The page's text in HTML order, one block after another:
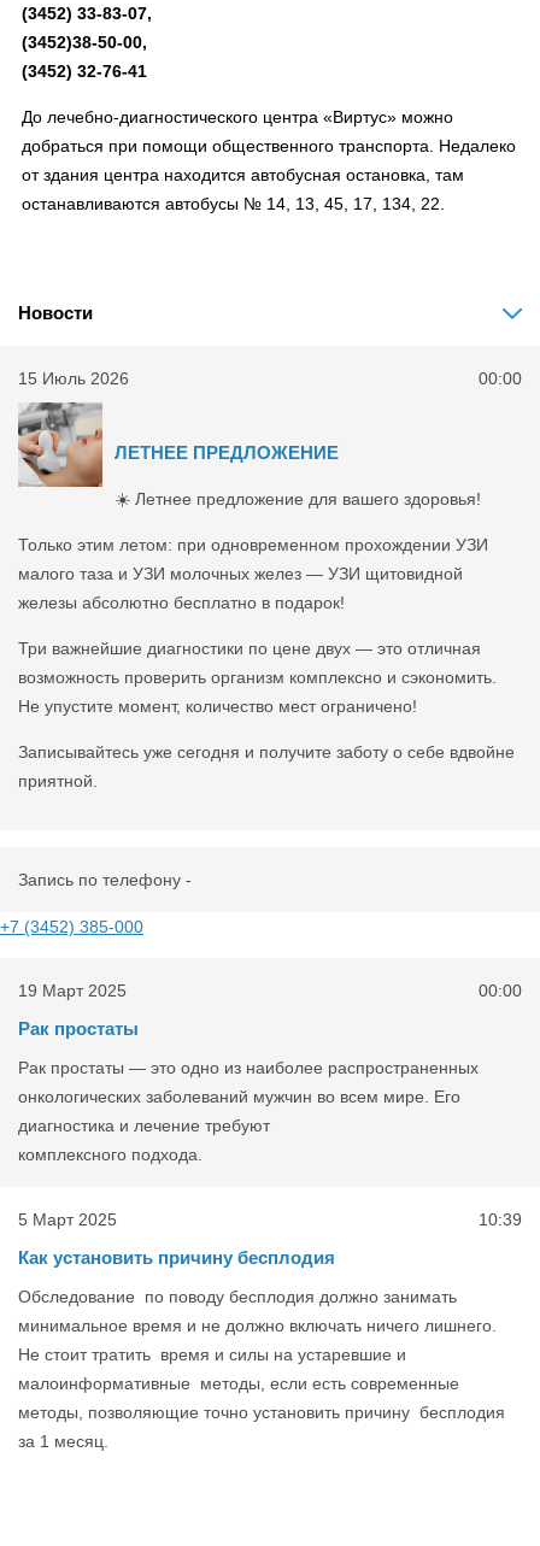
(3452) 33-83-07,
(3452)38-50-00,
(3452) 32-76-41
До лечебно-диагностического центра «Виртус» можно
добраться при помощи общественного транспорта. Недалеко
от здания центра находится автобусная остановка, там
останавливаются автобусы № 14, 13, 45, 17, 134, 22.
Новости
15 Июль 2026 00:00
ЛЕТНЕЕ ПРЕДЛОЖЕНИЕ
☀️ Летнее предложение для вашего здоровья!
Только этим летом: при одновременном прохождении УЗИ
малого таза и УЗИ молочных желез — УЗИ щитовидной
железы абсолютно бесплатно в подарок!
Три важнейшие диагностики по цене двух — это отличная
возможность проверить организм комплексно и сэкономить.
Не упустите момент, количество мест ограничено!
Записывайтесь уже сегодня и получите заботу о себе вдвойне
приятной.
Запись по телефону -
+7 (3452) 385-000
19 Март 2025 00:00
Рак простаты
Рак простаты — это одно из наиболее распространенных
онкологических заболеваний мужчин во всем мире. Его
диагностика и лечение требуют
комплексного подхода.
5 Март 2025 10:39
Как установить причину бесплодия
Обследование по поводу бесплодия должно занимать
минимальное время и не должно включать ничего лишнего.
Не стоит тратить время и силы на устаревшие и
малоинформативные методы, если есть современные
методы, позволяющие точно установить причину бесплодия
за 1 месяц.